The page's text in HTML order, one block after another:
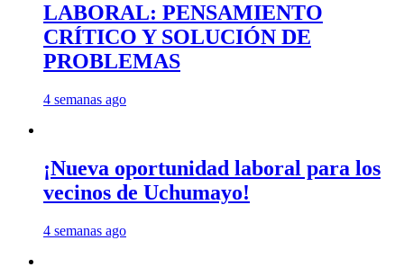
LABORAL: PENSAMIENTO
CRÍTICO Y SOLUCIÓN DE
PROBLEMAS
4 semanas ago
¡Nueva oportunidad laboral para los
vecinos de Uchumayo!
4 semanas ago